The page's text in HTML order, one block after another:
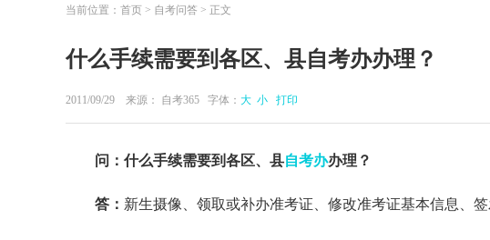
当前位置： 首页 > 自考问答 > 正文
什么手续需要到各区、县自考办办理？
2011/09/29 来源： 自考365 字体： 大 小 打印
问：什么手续需要到各区、县自考办办理？
答： 新生摄像、领取或补办准考证、修改准考证基本信息、